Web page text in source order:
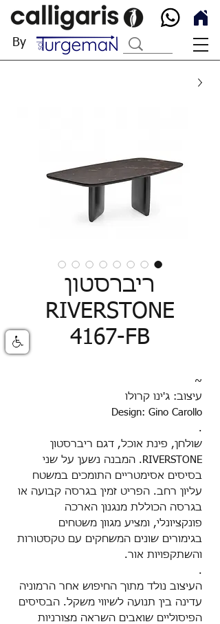
By
ריברסטון
RIVERSTONE
4167-FB
~
עיצוב: ג'ינו קרולו
Design: Gino Carollo
.
שולחן, פינת אוכל, דגם ריברסטון
RIVERSTONE. המבנה נשען על שני
בסיסים אסימטריים התומכים במשטח
עליון רחב. הפריט זמין בגרסה קבועה או
בגרסה הכוללת מנגנון הארכה
פונקציונלי, ומציע מגוון משטחים
בגימורים שונים המשחקים עם טקסטורות
והשתקפויות אור.
.
העיצוב נולד מתוך החיפוש אחר הרמוניה
עדינה בין תנועה לשיווי משקל. הבסיסים
הפיסוליים שואבים השראה מצורניות